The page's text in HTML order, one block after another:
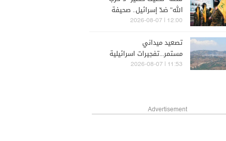
الله" ضدّ إسرائيل.. صحيفة
تكشفه
12:00 | 2026-08-07
تصعيد ميداني
مستمر...تفجيرات اسرائيلية
جديدة
11:53 | 2026-08-07
Advertisement